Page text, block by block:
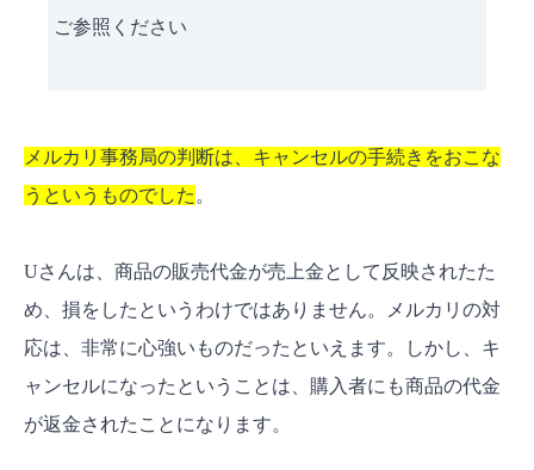
ご参照ください
メルカリ事務局の判断は、キャンセルの手続きをおこな
うというものでした。
Uさんは、商品の販売代金が売上金として反映されたた
め、損をしたというわけではありません。メルカリの対
応は、非常に心強いものだったといえます。しかし、キ
ャンセルになったということは、購入者にも商品の代金
が返金されたことになります。